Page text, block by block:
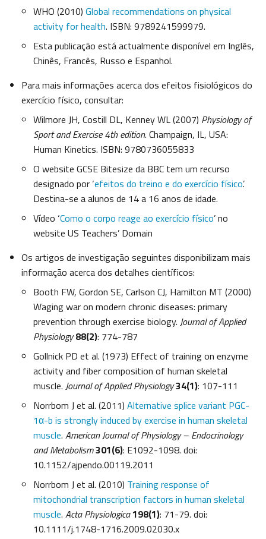
WHO (2010) Global recommendations on physical
activity for health. ISBN: 9789241599979.
Esta publicação está actualmente disponível em Inglês,
Chinês, Francês, Russo e Espanhol.
Para mais informações acerca dos efeitos fisiológicos do
exercício físico, consultar:
Wilmore JH, Costill DL, Kenney WL (2007) Physiology of
Sport and Exercise 4th edition. Champaign, IL, USA:
Human Kinetics. ISBN: 9780736055833
O website GCSE Bitesize da BBC tem um recurso
designado por ‘efeitos do treino e do exercício físico’.
Destina-se a alunos de 14 a 16 anos de idade.
Vídeo ‘Como o corpo reage ao exercício físico’ no
website US Teachers’ Domain
Os artigos de investigação seguintes disponibilizam mais
informação acerca dos detalhes científicos:
Booth FW, Gordon SE, Carlson CJ, Hamilton MT (2000)
Waging war on modern chronic diseases: primary
prevention through exercise biology. Journal of Applied
Physiology 88(2): 774-787
Gollnick PD et al. (1973) Effect of training on enzyme
activity and fiber composition of human skeletal
muscle. Journal of Applied Physiology34(1): 107-111
Norrbom J et al. (2011) Alternative splice variant PGC-
1α-b is strongly induced by exercise in human skeletal
muscle. American Journal of Physiology – Endocrinology
and Metabolism301(6): E1092-1098. doi:
10.1152/ajpendo.00119.2011
Norrbom J et al. (2010) Training response of
mitochondrial transcription factors in human skeletal
muscle. Acta Physiologica198(1): 71-79. doi:
10.1111/j.1748-1716.2009.02030.x